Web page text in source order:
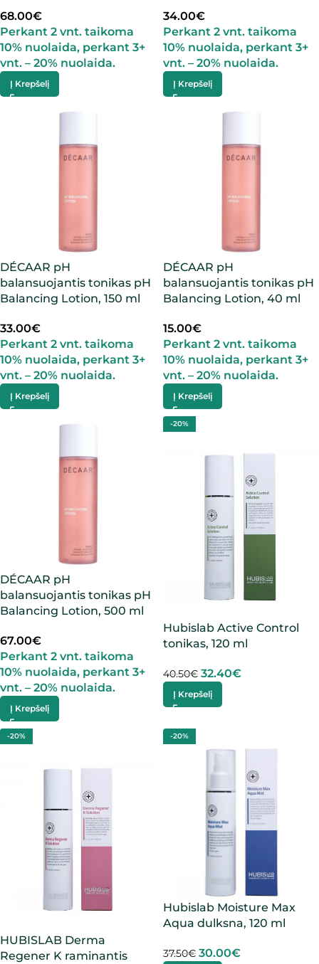
68.00€
Perkant 2 vnt. taikoma
10% nuolaida, perkant 3+
vnt. – 20% nuolaida.
Į Krepšelį
34.00€
Perkant 2 vnt. taikoma
10% nuolaida, perkant 3+
vnt. – 20% nuolaida.
Į Krepšelį
DÉCAAR pH
balansuojantis tonikas pH
Balancing Lotion, 150 ml
33.00€
Perkant 2 vnt. taikoma
10% nuolaida, perkant 3+
vnt. – 20% nuolaida.
Į Krepšelį
DÉCAAR pH
balansuojantis tonikas pH
Balancing Lotion, 40 ml
15.00€
Perkant 2 vnt. taikoma
10% nuolaida, perkant 3+
vnt. – 20% nuolaida.
Į Krepšelį
DÉCAAR pH
balansuojantis tonikas pH
Balancing Lotion, 500 ml
67.00€
Perkant 2 vnt. taikoma
10% nuolaida, perkant 3+
vnt. – 20% nuolaida.
Į Krepšelį
-20%
Hubislab Active Control
tonikas, 120 ml
40.50€ 32.40€
Į Krepšelį
-20%
HUBISLAB Derma
Regener K raminantis
-20%
Hubislab Moisture Max
Aqua dulksna, 120 ml
37.50€ 30.00€